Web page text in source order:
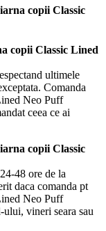
copii Classic
copii Classic Lined
ultimele
Comanda
Neo Puff
ceea ce ai
copii Classic
48 ore de la
daca comanda pt
Neo Puff
vineri seara sau